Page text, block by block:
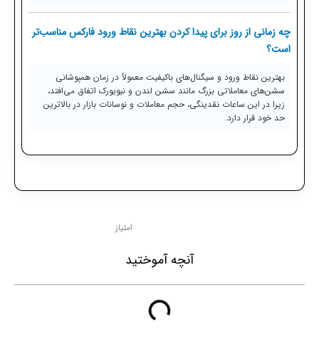
چه زمانی از روز برای پیدا کردن بهترین نقاط ورود فارکس مناسب‌تر
است؟
بهترین نقاط ورود و سیگنال‌های باکیفیت معمولاً در زمان همپوشانی
سشن‌های معاملاتی بزرگ مانند سشن لندن و نیویورک اتفاق می‌افتد،
زیرا در این ساعات نقدینگی، حجم معاملات و نوسانات بازار در بالاترین
حد خود قرار دارد.
امتیاز
آنچه آموختید